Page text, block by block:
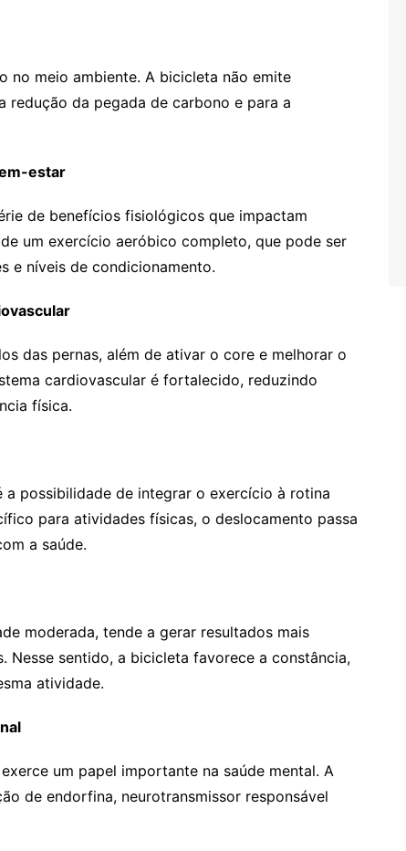
meio ambiente. A bicicleta não emite
redução da pegada de carbono e para a
estar
de benefícios fisiológicos que impactam
um exercício aeróbico completo, que pode ser
e níveis de condicionamento.
das pernas, além de ativar o core e melhorar o
cardiovascular é fortalecido, reduzindo
física.
possibilidade de integrar o exercício à rotina
para atividades físicas, o deslocamento passa
a saúde.
moderada, tende a gerar resultados mais
Nesse sentido, a bicicleta favorece a constância,
atividade.
um papel importante na saúde mental. A
de endorfina, neurotransmissor responsável